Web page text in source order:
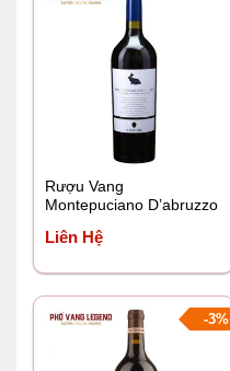
Rượu Vang
Montepuciano D’abruzzo
Liên Hệ
-3%